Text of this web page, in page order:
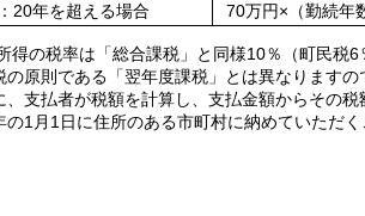
20年を超える場合
70万円×（勤続年
得の税率は「総合課税」と同様10％（町民税6
の原則である「翌年度課税」とは異なります
、支払者が税額を計算し、支払金額からその
の1月1日に住所のある市町村に納めていただく